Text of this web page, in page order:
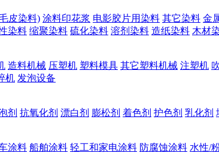
皮染料) 涂料印花浆 电影胶片用染料 其它染料 金
染料 缩聚染料 硫化染料 溶剂染料 造纸染料 木材
造料机械 压塑机 塑料模具 其它塑料机械 注塑机
机 发泡设备
剂 抗氧化剂 漂白剂 膨松剂 着色剂 护色剂 乳化剂
涂料 船舶涂料 轻工和家电涂料 防腐蚀涂料 水性/